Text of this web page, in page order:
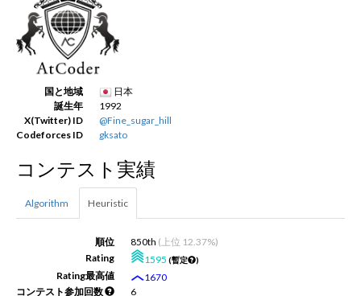
新規登録
国と地域
日本
誕生年
1992
X(Twitter) ID
@Fine_sugar_hill
Codeforces ID
gksato
コンテスト実績
Algorithm Heuristic
順位 850th (上位 12.37%)
Rating
1595 (暫定 )
Rating最高値
1670
コンテスト参加回数
6